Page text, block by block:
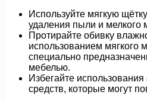
Используйте мягкую
удаления пыли и мелкого
Протирайте обивку
использованием мягкого
специально
мебелью.
Избегайте
средств, которые могут